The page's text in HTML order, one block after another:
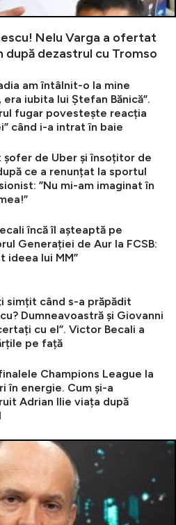
Nelu Varga a ofertat
după dezastrul cu Tromso
am întâlnit-o la mine
era iubita lui Ștefan Bănică”.
fugar povestește reacția
când i-a intrat în baie
șofer de Uber și însoțitor de
ce a renunțat la sportul
”Nu mi-am imaginat în
încă îl așteaptă pe
Generației de Aur la FCSB:
ideea lui MM”
simțit când s-a prăpădit
Dumneavoastră și Giovanni
cu el”. Victor Becali a
pe față
Champions League la
în energie. Cum și-a
Adrian Ilie viața după